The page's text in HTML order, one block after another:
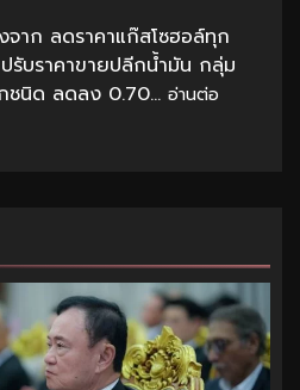
จาก ลดราคาแก๊สโซฮอล์ทุก
บราคาขายปลีกน้ำมัน กลุ่ม
ชนิด ลดลง 0.70... อ่านต่อ